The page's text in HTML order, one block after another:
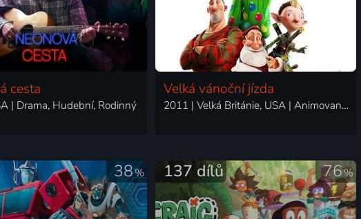
cesta
| Drama, Hudební, Rodinný
Velká vánoční jízda
2011 | Velká Británie, USA | Animovaný, Dobrodružný, Drama, Fantasy, Komedie, Rodinný
38% 76%
137 dílů